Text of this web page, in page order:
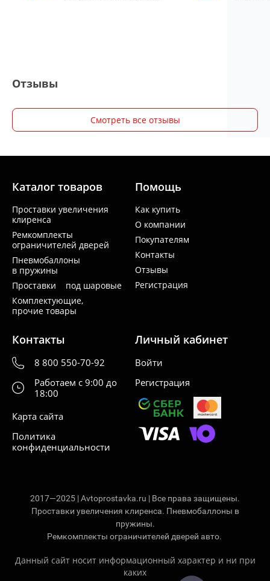
Отзывы
Смотреть все отзывы
Каталог товаров
Проставки увеличения
клиренса
Ремкомплекты
ограничителей дверей
Пневмобаллоны
в пружины
Проставки под шаровые
Комплектующие,
прочие товары
Помощь
Как купить
О компании
Покупателям
Контакты
Отзывы
Регистрация
Контакты
8 800 550-70-92
Работаем с 9:00 до
18:00
Карта сайта
Политика
конфиденциальности
Личный кабинет
Войти
Регистрация
2017—2025 | Avtoprostavka.ru | Все права защищены.
Проставки увеличения клиренса. Пневмобаллоны в
пружины.
Ремкомплекты ограничителей дверей авто.
Данный сайт носит информационный характер и ни при
каких